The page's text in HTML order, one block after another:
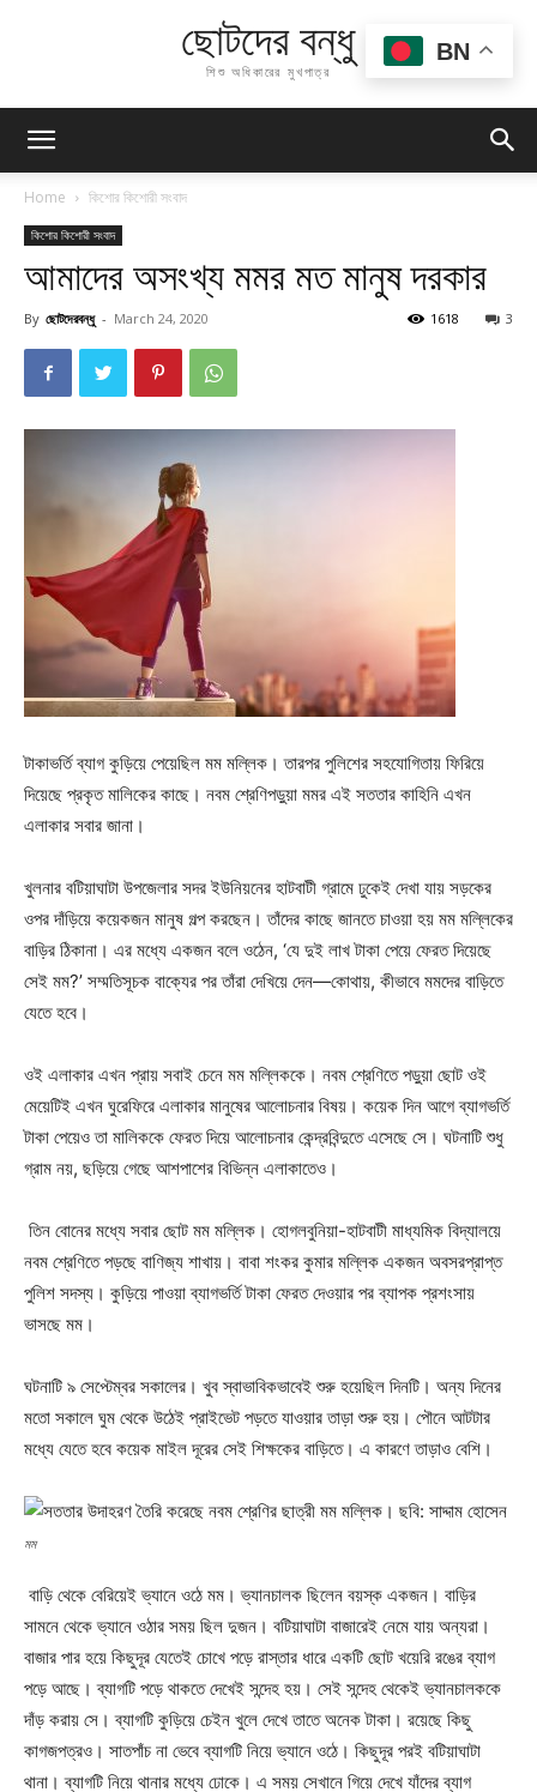
ছোটদের বন্ধু
শিশু অধিকারের মুখপাত্র
Home কিশোর কিশোরী সংবাদ
কিশোর কিশোরী সংবাদ
আমাদের অসংখ্য মমর মত মানুষ দরকার
By ছোটদেরবন্ধু - March 24, 2020 3
1618
টাকাভর্তি ব্যাগ কুড়িয়ে পেয়েছিল মম মল্লিক। তারপর পুলিশের সহযোগিতায় ফিরিয়ে
দিয়েছে প্রকৃত মালিকের কাছে। নবম শ্রেণিপড়ুয়া মমর এই সততার কাহিনি এখন
এলাকার সবার জানা।
খুলনার বটিয়াঘাটা উপজেলার সদর ইউনিয়নের হাটবাটী গ্রামে ঢুকেই দেখা যায় সড়কের
ওপর দাঁড়িয়ে কয়েকজন মানুষ গল্প করছেন। তাঁদের কাছে জানতে চাওয়া হয় মম মল্লিকের
বাড়ির ঠিকানা। এর মধ্যে একজন বলে ওঠেন, ‘যে দুই লাখ টাকা পেয়ে ফেরত দিয়েছে
সেই মম?’ সম্মতিসূচক বাক্যের পর তাঁরা দেখিয়ে দেন—কোথায়, কীভাবে মমদের বাড়িতে
যেতে হবে।
ওই এলাকার এখন প্রায় সবাই চেনে মম মল্লিককে। নবম শ্রেণিতে পড়ুয়া ছোট ওই
মেয়েটিই এখন ঘুরেফিরে এলাকার মানুষের আলোচনার বিষয়। কয়েক দিন আগে ব্যাগভর্তি
টাকা পেয়েও তা মালিককে ফেরত দিয়ে আলোচনার কেন্দ্রবিন্দুতে এসেছে সে। ঘটনাটি শুধু
গ্রাম নয়, ছড়িয়ে গেছে আশপাশের বিভিন্ন এলাকাতেও।
তিন বোনের মধ্যে সবার ছোট মম মল্লিক। হোগলবুনিয়া-হাটবাটী মাধ্যমিক বিদ্যালয়ে
নবম শ্রেণিতে পড়ছে বাণিজ্য শাখায়। বাবা শংকর কুমার মল্লিক একজন অবসরপ্রাপ্ত
পুলিশ সদস্য। কুড়িয়ে পাওয়া ব্যাগভর্তি টাকা ফেরত দেওয়ার পর ব্যাপক প্রশংসায়
ভাসছে মম।
ঘটনাটি ৯ সেপ্টেম্বর সকালের। খুব স্বাভাবিকভাবেই শুরু হয়েছিল দিনটি। অন্য দিনের
মতো সকালে ঘুম থেকে উঠেই প্রাইভেট পড়তে যাওয়ার তাড়া শুরু হয়। পৌনে আটটার
মধ্যে যেতে হবে কয়েক মাইল দূরের সেই শিক্ষকের বাড়িতে। এ কারণে তাড়াও বেশি।
মম
বাড়ি থেকে বেরিয়েই ভ্যানে ওঠে মম। ভ্যানচালক ছিলেন বয়স্ক একজন। বাড়ির
সামনে থেকে ভ্যানে ওঠার সময় ছিল দুজন। বটিয়াঘাটা বাজারেই নেমে যায় অন্যরা।
বাজার পার হয়ে কিছুদূর যেতেই চোখে পড়ে রাস্তার ধারে একটি ছোট খয়েরি রঙের ব্যাগ
পড়ে আছে। ব্যাগটি পড়ে থাকতে দেখেই সন্দেহ হয়। সেই সন্দেহ থেকেই ভ্যানচালককে
দাঁড় করায় সে। ব্যাগটি কুড়িয়ে চেইন খুলে দেখে তাতে অনেক টাকা। রয়েছে কিছু
কাগজপত্রও। সাতপাঁচ না ভেবে ব্যাগটি নিয়ে ভ্যানে ওঠে। কিছুদূর পরই বটিয়াঘাটা
থানা। ব্যাগটি নিয়ে থানার মধ্যে ঢোকে। এ সময় সেখানে গিয়ে দেখে যাঁদের ব্যাগ
BN